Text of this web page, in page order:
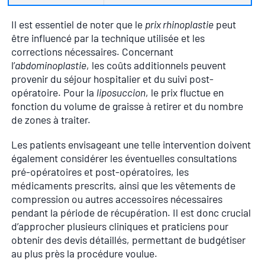
Il est essentiel de noter que le prix rhinoplastie peut
être influencé par la technique utilisée et les
corrections nécessaires. Concernant
l’abdominoplastie, les coûts additionnels peuvent
provenir du séjour hospitalier et du suivi post-
opératoire. Pour la liposuccion, le prix fluctue en
fonction du volume de graisse à retirer et du nombre
de zones à traiter.
Les patients envisageant une telle intervention doivent
également considérer les éventuelles consultations
pré-opératoires et post-opératoires, les
médicaments prescrits, ainsi que les vêtements de
compression ou autres accessoires nécessaires
pendant la période de récupération. Il est donc crucial
d’approcher plusieurs cliniques et praticiens pour
obtenir des devis détaillés, permettant de budgétiser
au plus près la procédure voulue.